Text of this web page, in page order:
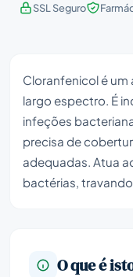
SSL Seguro
Cloranfenicol é
largo espectro. É
infeções
precisa de
adequadas. Atua
bactérias,
O que é